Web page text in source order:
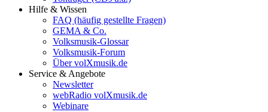
Hilfe & Wissen
FAQ (häufig gestellte Fragen)
GEMA & Co.
Volksmusik-Glossar
Volksmusik-Forum
Über volXmusik.de
Service & Angebote
Newsletter
webRadio volXmusik.de
Webinare